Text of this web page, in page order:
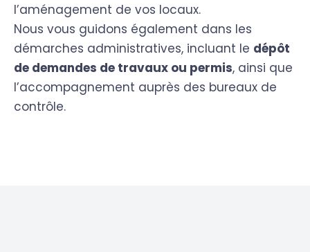
l’aménagement de vos locaux.
Nous vous guidons également dans les
démarches administratives, incluant le dépôt
de demandes de travaux ou permis, ainsi que
l’accompagnement auprès des bureaux de
contrôle.